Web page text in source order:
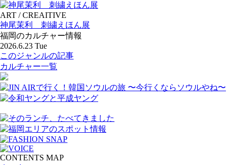
ART / CREAITIVE
神尾茉利 刺繍えほん展
福岡のカルチャー情報
2026.6.23 Tue
このジャンルの記事
カルチャー一覧
CONTENTS MAP